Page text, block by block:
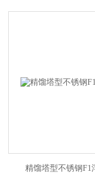
精馏塔型不锈钢F1